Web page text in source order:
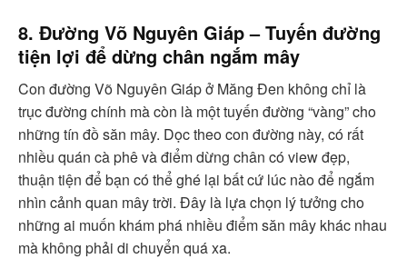
8. Đường Võ Nguyên Giáp – Tuyến đường
tiện lợi để dừng chân ngắm mây
Con đường Võ Nguyên Giáp ở Măng Đen không chỉ là
trục đường chính mà còn là một tuyến đường “vàng” cho
những tín đồ săn mây. Dọc theo con đường này, có rất
nhiều quán cà phê và điểm dừng chân có view đẹp,
thuận tiện để bạn có thể ghé lại bất cứ lúc nào để ngắm
nhìn cảnh quan mây trời. Đây là lựa chọn lý tưởng cho
những ai muốn khám phá nhiều điểm săn mây khác nhau
mà không phải di chuyển quá xa.